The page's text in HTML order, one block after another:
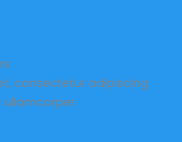
consectetur adipiscing
ullamcorper.